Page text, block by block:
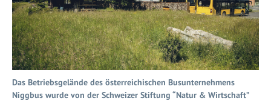
Das Betriebsgelände des österreichischen Busunternehmens
Niggbus wurde von der Schweizer Stiftung “Natur & Wirtschaft”